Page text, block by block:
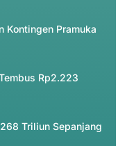
Kontingen Pramuka
Rp2.223
Triliun Sepanjang